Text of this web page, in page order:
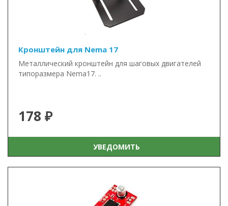
Кронштейн для Nema 17
Металлический кронштейн для шаговых двигателей
типоразмера Nema17. ..
178 ₽
УВЕДОМИТЬ